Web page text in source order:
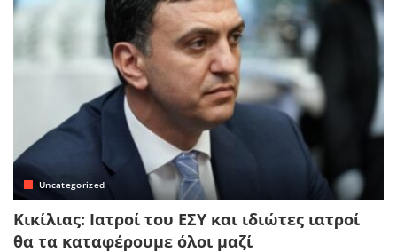
Uncategorized
Κικίλιας: Ιατροί του ΕΣΥ και ιδιώτες ιατροί
θα τα καταφέρουμε όλοι μαζί